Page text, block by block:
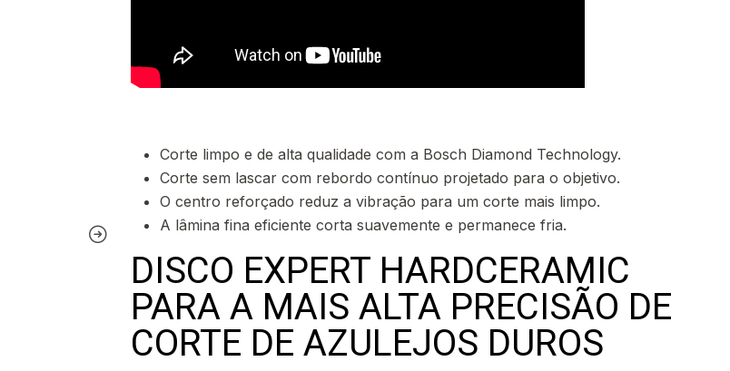
Corte limpo e de alta qualidade com a Bosch Diamond Technology.
Corte sem lascar com rebordo contínuo projetado para o objetivo.
O centro reforçado reduz a vibração para um corte mais limpo.
A lâmina fina eficiente corta suavemente e permanece fria.
DISCO EXPERT HARDCERAMIC
PARA A MAIS ALTA PRECISÃO DE
CORTE DE AZULEJOS DUROS